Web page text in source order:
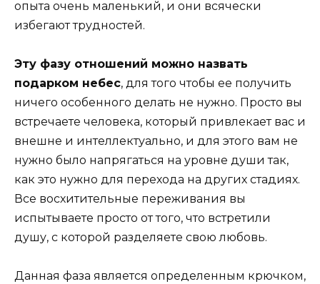
опыта очень маленький, и они всячески
избегают трудностей.
Эту фазу отношений можно назвать
подарком небес, для того чтобы ее получить
ничего особенного делать не нужно. Просто вы
встречаете человека, который привлекает вас и
внешне и интеллектуально, и для этого вам не
нужно было напрягаться на уровне души так,
как это нужно для перехода на других стадиях.
Все восхитительные переживания вы
испытываете просто от того, что встретили
душу, с которой разделяете свою любовь.
Данная фаза является определенным крючком,